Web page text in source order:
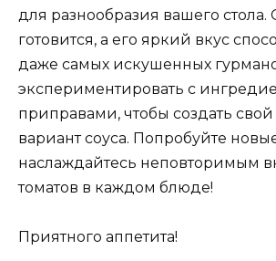
для разнообразия вашего стола.
готовится, а его яркий вкус
даже самых искушенных
экспериментировать с
приправами, чтобы создать
вариант соуса. Попробуйте
наслаждайтесь неповторимым
томатов в каждом блюде!
Приятного аппетита!